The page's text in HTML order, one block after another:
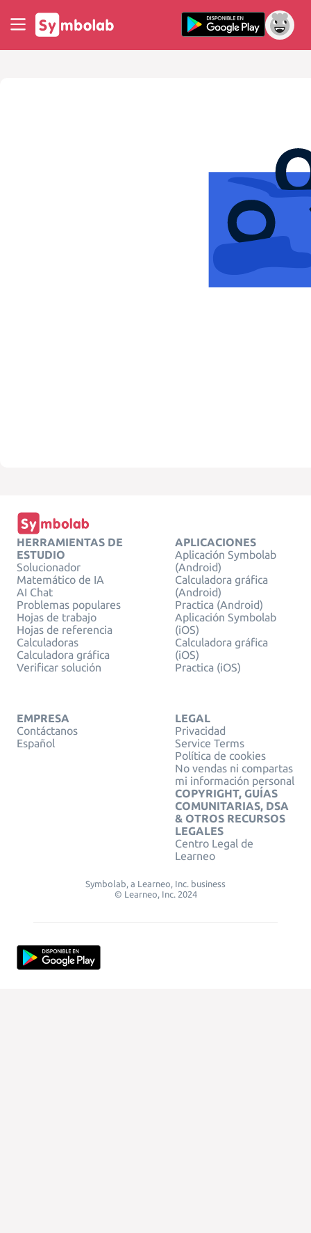
HERRAMIENTAS DE
ESTUDIO
Solucionador
Matemático de IA
AI Chat
Problemas populares
Hojas de trabajo
Hojas de referencia
Calculadoras
Calculadora gráfica
Verificar solución
APLICACIONES
Aplicación Symbolab
(Android)
Calculadora gráfica
(Android)
Practica (Android)
Aplicación Symbolab
(iOS)
Calculadora gráfica
(iOS)
Practica (iOS)
EMPRESA
Contáctanos
Español
LEGAL
Privacidad
Service Terms
Política de cookies
No vendas ni compartas
mi información personal
COPYRIGHT, GUÍAS
COMUNITARIAS, DSA
& OTROS RECURSOS
LEGALES
Centro Legal de
Learneo
Symbolab, a Learneo, Inc. business
© Learneo, Inc. 2024